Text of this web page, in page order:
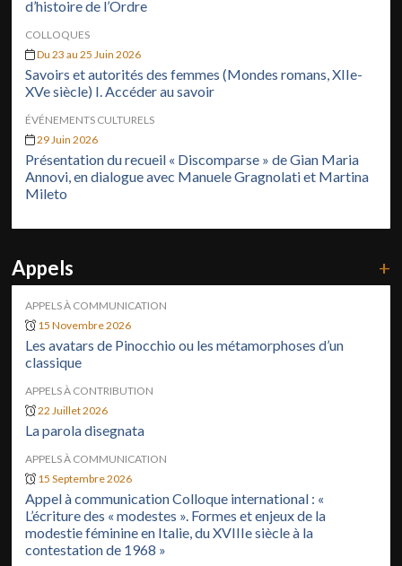
d’histoire de l’Ordre
COLLOQUES
Du 23 au 25 Juin 2026
Savoirs et autorités des femmes (Mondes romans, XIIe-
XVe siècle) I. Accéder au savoir
ÉVÉNEMENTS CULTURELS
29 Juin 2026
Présentation du recueil « Discomparse » de Gian Maria
Annovi, en dialogue avec Manuele Gragnolati et Martina
Mileto
Appels +
APPELS À COMMUNICATION
15 Novembre 2026
Les avatars de Pinocchio ou les métamorphoses d’un
classique
APPELS À CONTRIBUTION
22 Juillet 2026
La parola disegnata
APPELS À COMMUNICATION
15 Septembre 2026
Appel à communication Colloque international : «
L’écriture des « modestes ». Formes et enjeux de la
modestie féminine en Italie, du XVIIIe siècle à la
contestation de 1968 »